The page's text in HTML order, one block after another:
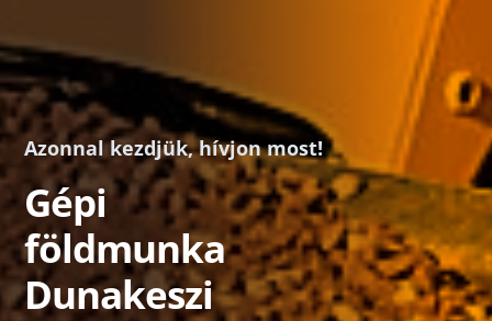
Azonnal kezdjük, hívjon most!
Gépi
földmunka
Dunakeszi